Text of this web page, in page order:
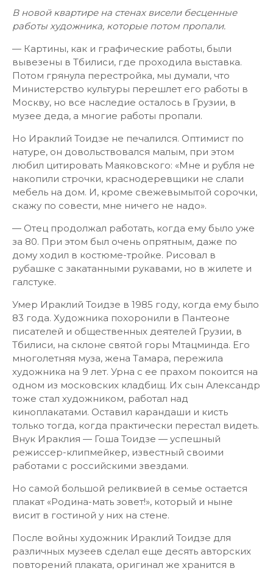
В новой квартире на стенах висели бесценные
работы художника, которые потом пропали.
— Картины, как и графические работы, были
вывезены в Тбилиси, где проходила выставка.
Потом грянула перестройка, мы думали, что
Министерство культуры перешлет его работы в
Москву, но все наследие осталось в Грузии, в
музее деда, а многие работы пропали.
Но Ираклий Тоидзе не печалился. Оптимист по
натуре, он довольствовался малым, при этом
любил цитировать Маяковского: «Мне и рубля не
накопили строчки, краснодеревщики не слали
мебель на дом. И, кроме свежевымытой сорочки,
скажу по совести, мне ничего не надо».
— Отец продолжал работать, когда ему было уже
за 80. При этом был очень опрятным, даже по
дому ходил в костюме-тройке. Рисовал в
рубашке с закатанными рукавами, но в жилете и
галстуке.
Умер Ираклий Тоидзе в 1985 году, когда ему было
83 года. Художника похоронили в Пантеоне
писателей и общественных деятелей Грузии, в
Тбилиси, на склоне святой горы Мтацминда. Его
многолетняя муза, жена Тамара, пережила
художника на 9 лет. Урна с ее прахом покоится на
одном из московских кладбищ. Их сын Александр
тоже стал художником, работал над
киноплакатами. Оставил карандаши и кисть
только тогда, когда практически перестал видеть.
Внук Ираклия — Гоша Тоидзе — успешный
режиссер-клипмейкер, известный своими
работами с российскими звездами.
Но самой большой реликвией в семье остается
плакат «Родина-мать зовет!», который и ныне
висит в гостиной у них на стене.
После войны художник Ираклий Тоидзе для
различных музеев сделал еще десять авторских
повторений плаката, оригинал же хранится в